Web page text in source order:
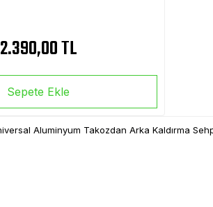
2.390,00 TL
Sepete Ekle